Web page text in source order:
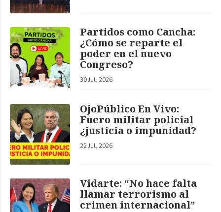
Partidos como Cancha:
¿Cómo se reparte el
poder en el nuevo
Congreso?
30 Jul, 2026
OjoPúblico En Vivo:
Fuero militar policial
¿justicia o impunidad?
22 Jul, 2026
Vidarte: “No hace falta
llamar terrorismo al
crimen internacional”